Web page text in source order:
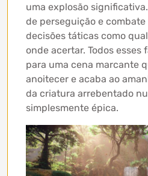
uma explosão
de perseguição e
decisões táticas como
onde acertar. Todos
para uma cena marcante
anoitecer e acaba ao
da criatura arrebentado
simplesmente épica.